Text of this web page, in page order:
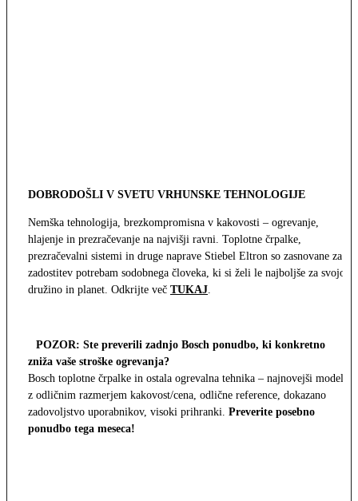
DOBRODOŠLI V SVETU VRHUNSKE TEHNOLOGIJE
Nemška tehnologija, brezkompromisna v kakovosti – ogrevanje,
hlajenje in prezračevanje na najvišji ravni. Toplotne črpalke,
prezračevalni sistemi in druge naprave Stiebel Eltron so zasnovane za
zadostitev potrebam sodobnega človeka, ki si želi le najboljše za svojo
družino in planet. Odkrijte več TUKAJ.
POZOR: Ste preverili zadnjo Bosch ponudbo, ki konkretno
zniža vaše stroške ogrevanja?
Bosch toplotne črpalke in ostala ogrevalna tehnika – najnovejši modeli
z odličnim razmerjem kakovost/cena, odlične reference, dokazano
zadovoljstvo uporabnikov, visoki prihranki. Preverite posebno
ponudbo tega meseca!